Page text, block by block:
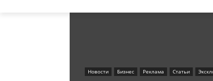
Новости Бизнес Реклама Статьи